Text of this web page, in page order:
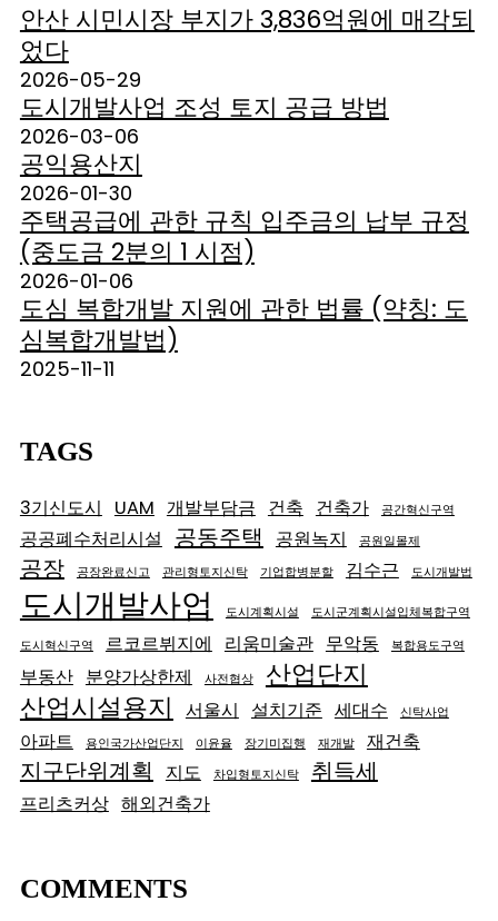
안산 시민시장 부지가 3,836억원에 매각되
었다
2026-05-29
도시개발사업 조성 토지 공급 방법
2026-03-06
공익용산지
2026-01-30
주택공급에 관한 규칙 입주금의 납부 규정
(중도금 2분의 1 시점)
2026-01-06
도심 복합개발 지원에 관한 법률 (약칭: 도
심복합개발법)
2025-11-11
TAGS
3기신도시 UAM 개발부담금 건축 건축가 공간혁신구역
공공폐수처리시설 공동주택 공원녹지 공원일몰제
공장 공장완료신고 관리형토지신탁 기업합병분할 김수근 도시개발법
도시개발사업 도시계획시설
도시군계획시설입체복합구역
도시혁신구역
르코르뷔지에 리움미술관 무악동 복합용도구역
부동산 분양가상한제 사전협상
산업단지
산업시설용지
서울시 설치기준 세대수 신탁사업
아파트 용인국가산업단지 이윤율 장기미집행 재개발 재건축
지구단위계획 지도 차입형토지신탁 취득세
프리츠커상 해외건축가
COMMENTS